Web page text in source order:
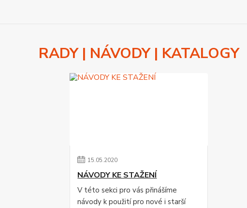
RADY | NÁVODY | KATALOGY
15.05.2020
NÁVODY KE STAŽENÍ
V této sekci pro vás přinášíme
návody k použití pro nové i starší